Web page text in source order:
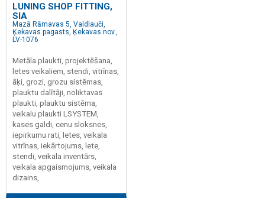
LUNING SHOP FITTING,
SIA
Mazā Rāmavas 5, Valdlauči,
Ķekavas pagasts, Ķekavas nov.,
LV-1076
Metāla plaukti, projektēšana,
letes veikaliem, stendi, vitrīnas,
āķi, grozi, grozu sistēmas,
plauktu dalītāji, noliktavas
plaukti, plauktu sistēma,
veikalu plaukti LSYSTEM,
kases galdi, cenu sloksnes,
iepirkumu rati, letes, veikala
vitrīnas, iekārtojums, lete,
stendi, veikala inventārs,
veikala apgaismojums, veikala
dizains,